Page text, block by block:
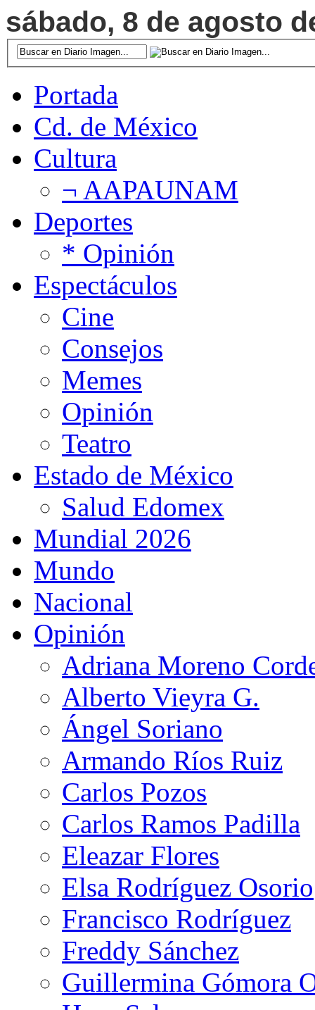
sábado, 8 de agosto
Portada
Cd. de México
Cultura
¬ AAPAUNAM
Deportes
* Opinión
Espectáculos
Cine
Consejos
Memes
Opinión
Teatro
Estado de México
Salud Edomex
Mundial 2026
Mundo
Nacional
Opinión
Adriana Moreno
Alberto Vieyra G.
Ángel Soriano
Armando Ríos Ruiz
Carlos Pozos
Carlos Ramos Padilla
Eleazar Flores
Elsa Rodríguez Osorio
Francisco Rodríguez
Freddy Sánchez
Guillermina Gómora